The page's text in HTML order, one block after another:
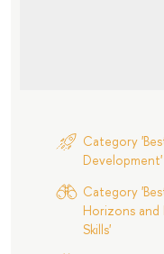
Category
Development'
Category
Horizons
Skills'